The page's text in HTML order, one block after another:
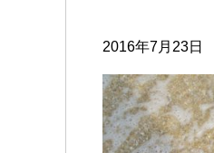
2016年7月23日